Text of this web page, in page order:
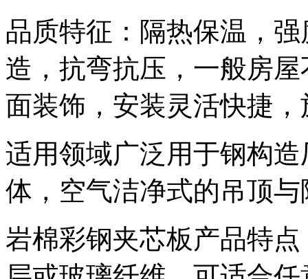
品质特征：隔热保温，
造，抗弯抗压，一般房
面装饰，安装灵活快捷
适用领域广泛用于钢构
体，空气洁净式的吊顶与
岩棉彩钢夹芯板产品特